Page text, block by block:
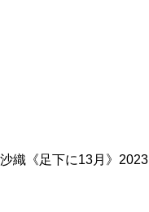
織《足下に13月》2023